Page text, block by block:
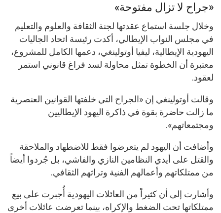
«جراح لا تزال مفتوحة»
وخلال جلسة استماع عقدتها لجنة الثقافة والعلوم والتعليم
في مجلس النواب الإيطالي، أكدت رئيسة اتحاد الجاليات
اليهودية الإيطالية، ليفيا أوتولينغي، دعمها الكامل للمشروع،
معتبرة أن الخطوة تمثل محاولة لسد فراغ قانوني استمر
لعقود.
وقالت أوتولينغي إن «الجراح التي خلفتها القوانين العنصرية
ما زالت حاضرة بقوة في ذاكرة اليهود الإيطاليين
ومجتمعاتهم».
وأضافت أن اليهود لم يتعرضوا فقط للاضطهاد والملاحقة
والقتل على أيدي النظامين النازي والفاشي، بل جُردوا أيضاً
من ممتلكاتهم وأعمالهم الفنية وتراثهم الثقافي.
وأشارت إلى أن كثيراً من العائلات اليهودية أُجبرت على بيع
ممتلكاتها تحت الضغط والإكراه، بينما تعرضت عائلات أخرى